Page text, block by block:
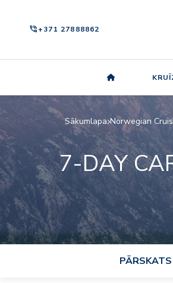
phone_in_talk+371 27888862
Sākumlapa Norwegian
7-DAY
PĀRSKATS